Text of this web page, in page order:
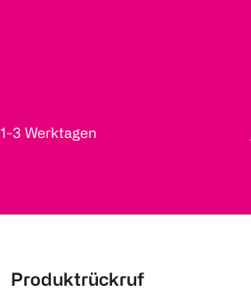
3 Werktagen
Produktrückruf